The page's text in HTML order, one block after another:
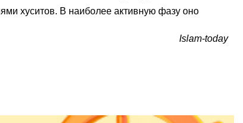
хуситов. В наиболее активную фазу оно
Islam-today